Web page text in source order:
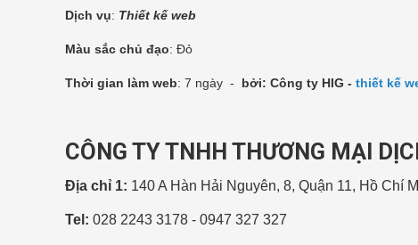
Dịch vụ: Thiết kế web
Màu sắc chủ đạo: Đỏ
Thời gian làm web: 7 ngày - bởi: Công ty HIG - thiết kế
CÔNG TY TNHH THƯƠNG MẠI
Địa chỉ 1: 140 A Hàn Hải Nguyên, 8, Quận 11, Hồ Chí
Tel: 028 2243 3178 - 0947 327 327